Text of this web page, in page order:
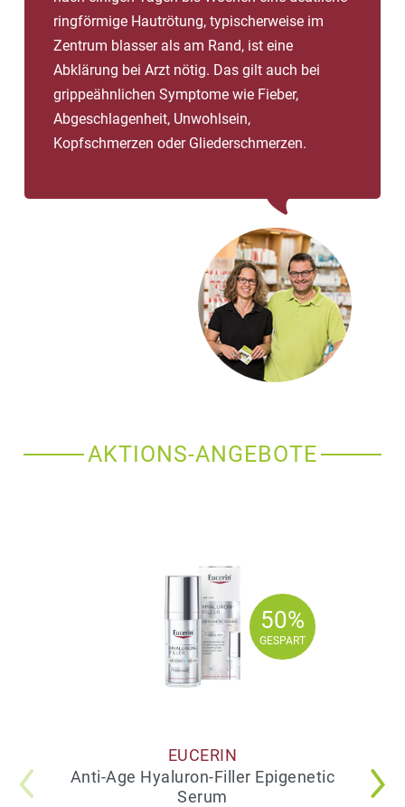
Sie einen Arzt auf, um den Parasit komplett entfernen
zu lassen.
ringförmige Hautrötung, typischerweise im
Zentrum blasser als am Rand, ist eine
Abklärung bei Arzt nötig. Das gilt auch bei
grippeähnlichen Symptome wie Fieber,
Abgeschlagenheit, Unwohlsein,
Kopfschmerzen oder Gliederschmerzen.
AKTIONS-ANGEBOTE
50%
GESPART
50%
GESPART
EUCERIN
Anti-Age Hyaluron-Filler Epigenetic
Serum